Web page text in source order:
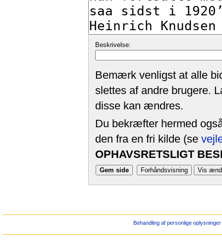
Beskrivelse:
Bemærk venligst at alle
slettes af andre brugere.
disse kan ændres.
Du bekræfter hermed
den fra en fri kilde (se
OPHAVSRETSLIGT
Behandling af personlige oplysninger